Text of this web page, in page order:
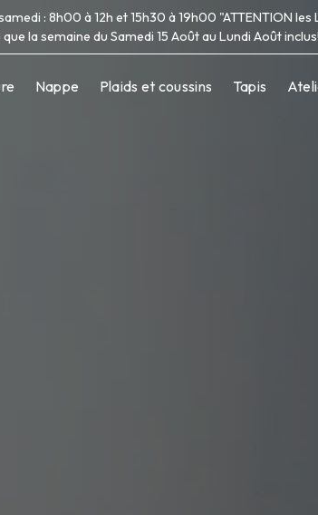
: 8h00 à 12h et 15h30 à 19h00 "ATTENTION
que la semaine du Samedi 15 Août au Lundi Août
Nappe Plaids et coussins Tapis